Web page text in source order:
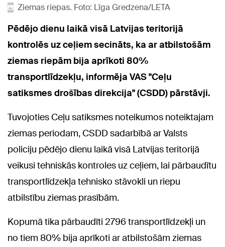
Ziemas riepas. Foto: Līga Gredzena/LETA
Pēdējo dienu laikā visā Latvijas teritorijā
kontrolēs uz ceļiem secināts, ka ar atbilstošām
ziemas riepām bija aprīkoti 80%
transportlīdzekļu, informēja VAS "Ceļu
satiksmes drošības direkcija" (CSDD) pārstāvji.
Tuvojoties Ceļu satiksmes noteikumos noteiktajam
ziemas periodam, CSDD sadarbībā ar Valsts
policiju pēdējo dienu laikā visā Latvijas teritorijā
veikusi tehniskās kontroles uz ceļiem, lai pārbaudītu
transportlīdzekļa tehnisko stāvokli un riepu
atbilstību ziemas prasībām.
Kopumā tika pārbaudīti 2796 transportlīdzekļi un
no tiem 80% bija aprīkoti ar atbilstošām ziemas